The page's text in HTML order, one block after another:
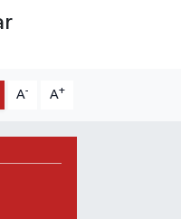
A- A+